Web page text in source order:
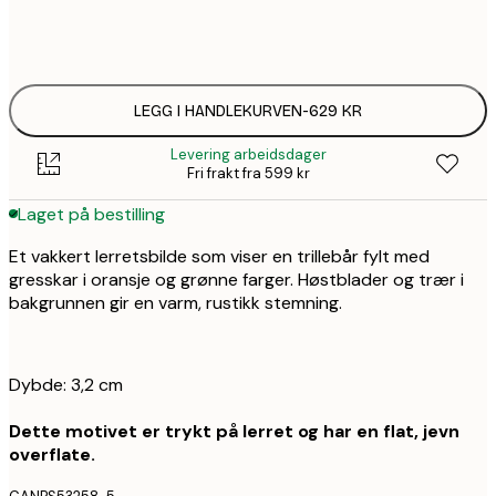
LEGG I HANDLEKURVEN-629 KR
Levering arbeidsdager
Fri frakt fra 599 kr
Laget på bestilling
Et vakkert lerretsbilde som viser en trillebår fylt med
gresskar i oransje og grønne farger. Høstblader og trær i
bakgrunnen gir en varm, rustikk stemning.
Dybde: 3,2 cm
Dette motivet er trykt på lerret og har en flat, jevn
overflate.